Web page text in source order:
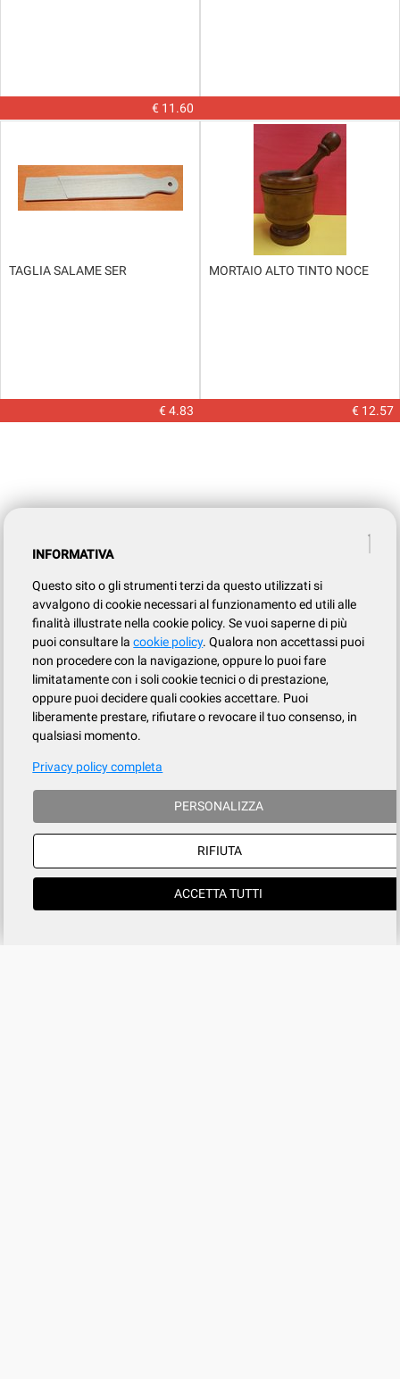
€ 11.60
TAGLIA SALAME SER
€ 4.83
MORTAIO ALTO TINTO NOCE
€ 12.57
INFORMATIVA
Questo sito o gli strumenti terzi da questo utilizzati si
avvalgono di cookie necessari al funzionamento ed utili alle
finalità illustrate nella cookie policy. Se vuoi saperne di più
puoi consultare lacookie policy. Qualora non accettassi puoi
non procedere con la navigazione, oppure lo puoi fare
limitatamente con i soli cookie tecnici o di prestazione,
oppure puoi decidere quali cookies accettare. Puoi
liberamente prestare, rifiutare o revocare il tuo consenso, in
qualsiasi momento.
Privacy policy completa
PERSONALIZZA
RIFIUTA
ACCETTA TUTTI